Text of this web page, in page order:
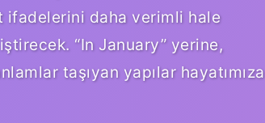
ifadelerini daha verimli hale
“In January” yerine,
taşıyan yapılar hayatımıza